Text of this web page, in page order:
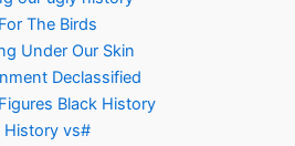
For The Birds
Under Our Skin
Declassified
Black History
History vs#